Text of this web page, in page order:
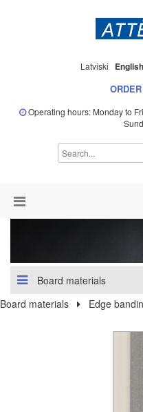
Latviski English
Operating hours: Monday to
Board materials
Board materials
Edge